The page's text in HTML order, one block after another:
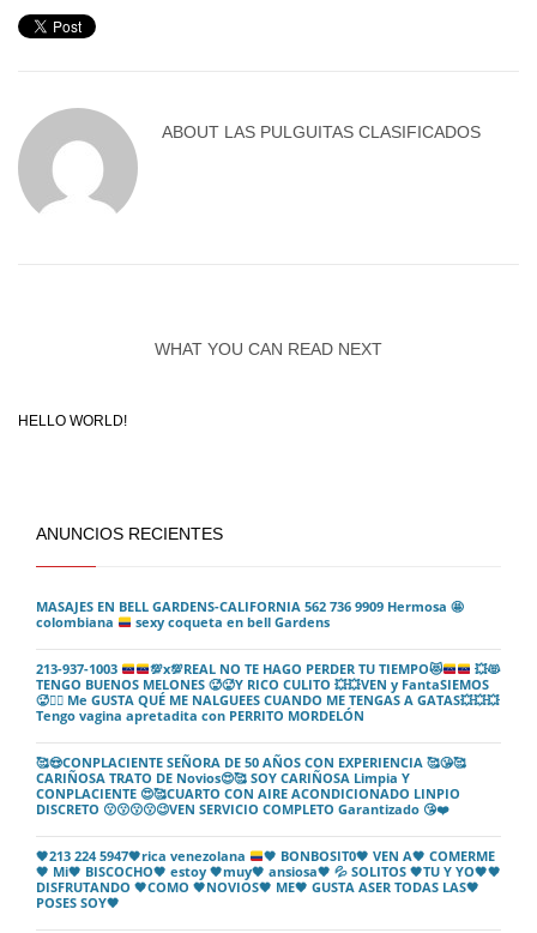
ABOUT LAS PULGUITAS CLASIFICADOS
WHAT YOU CAN READ NEXT
HELLO WORLD!
ANUNCIOS RECIENTES
MASAJES EN BELL GARDENS-CALIFORNIA 562 736 9909 Hermosa 🤩
colombiana
sexy coqueta en bell Gardens
213-937-1003 💯x💯REAL NO TE HAGO PERDER TU TIEMPO😻 💥😻
TENGO BUENOS MELONES 🥵🥵Y RICO CULITO 💥💥VEN y FantaSIEMOS
🥵❤️‍🔥 Me GUSTA QUÉ ME NALGUEES CUANDO ME TENGAS A GATAS💥💥💥
Tengo vagina apretadita con PERRITO MORDELÓN
🥰😍CONPLACIENTE SEÑORA DE 50 AÑOS CON EXPERIENCIA 🥰😘🥰
CARIÑOSA TRATO DE Novios😍🥰 SOY CARIÑOSA Limpia Y
CONPLACIENTE 😍🥰CUARTO CON AIRE ACONDICIONADO LINPIO
DISCRETO 😗😗😗😗😉VEN SERVICIO COMPLETO Garantizado 😘❤️
🖤213 224 5947🖤rica venezolana 🖤 BONBOSIT0🖤 VEN A🖤 COMERME
🖤 Mi🖤 BISCOCHO🖤 estoy 🖤muy🖤 ansiosa🖤 💦 SOLITOS 🖤TU Y YO🖤🖤
DISFRUTANDO 🖤COMO 🖤NOVIOS🖤 ME🖤 GUSTA ASER TODAS LAS🖤
POSES SOY🖤